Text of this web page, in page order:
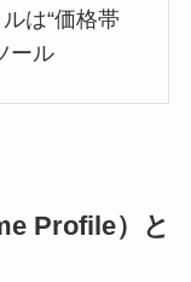
は“価格帯
ール
Profile）と